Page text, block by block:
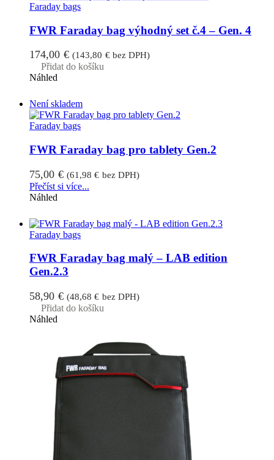
Faraday bags
FWR Faraday bag výhodný set č.4 – Gen. 4
174,00 € (143,80 €bez DPH)
Přidat do košíku
Náhled
Není skladem
Faraday bags
FWR Faraday bag pro tablety Gen.2
75,00 € (61,98€ bez DPH)
Přečíst si více...
Náhled
Faraday bags
FWR Faraday bag malý – LAB edition
Gen.2.3
58,90 € (48,68€ bez DPH)
Přidat do košíku
Náhled